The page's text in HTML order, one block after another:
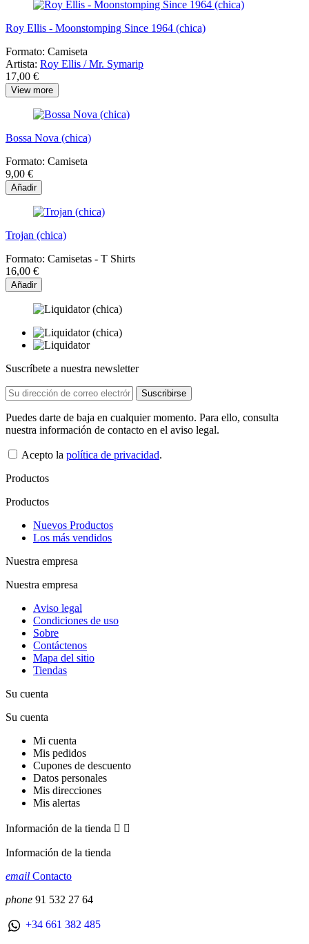
Roy Ellis - Moonstomping Since 1964 (chica)
Formato: Camiseta
Artista: Roy Ellis / Mr. Symarip
17,00 €
View more
Bossa Nova (chica)
Formato: Camiseta
9,00 €
Añadir
Trojan (chica)
Formato: Camisetas - T Shirts
16,00 €
Añadir
Suscríbete a nuestra newsletter
Puedes darte de baja en cualquier momento. Para ello, consulta
nuestra información de contacto en el aviso legal.
Acepto la política de privacidad.
Productos
Productos
Nuevos Productos
Los más vendidos
Nuestra empresa
Nuestra empresa
Aviso legal
Condiciones de uso
Sobre
Contáctenos
Mapa del sitio
Tiendas
Su cuenta
Su cuenta
Mi cuenta
Mis pedidos
Cupones de descuento
Datos personales
Mis direcciones
Mis alertas
Información de la tienda  
Información de la tienda
email Contacto
phone 91 532 27 64
+34 661 382 485